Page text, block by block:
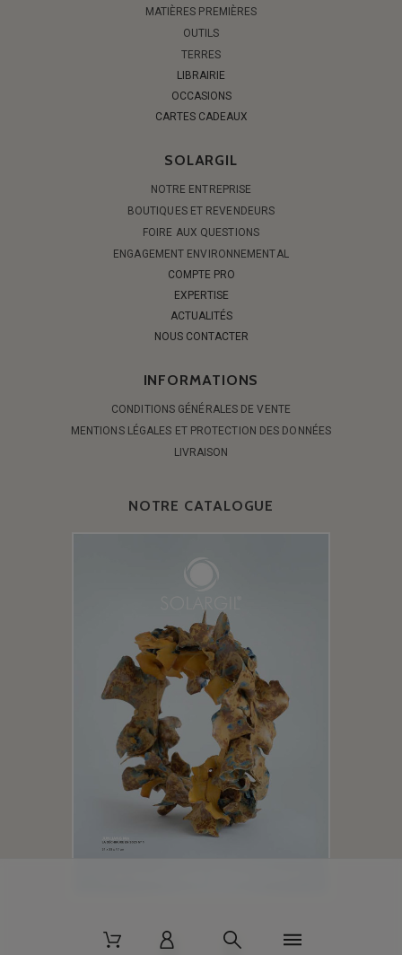
MATIÈRES PREMIÈRES
OUTILS
TERRES
LIBRAIRIE
OCCASIONS
CARTES CADEAUX
SOLARGIL
NOTRE ENTREPRISE
BOUTIQUES ET REVENDEURS
FOIRE AUX QUESTIONS
ENGAGEMENT ENVIRONNEMENTAL
COMPTE PRO
EXPERTISE
ACTUALITÉS
NOUS CONTACTER
INFORMATIONS
CONDITIONS GÉNÉRALES DE VENTE
MENTIONS LÉGALES ET PROTECTION DES DONNÉES
LIVRAISON
NOTRE CATALOGUE